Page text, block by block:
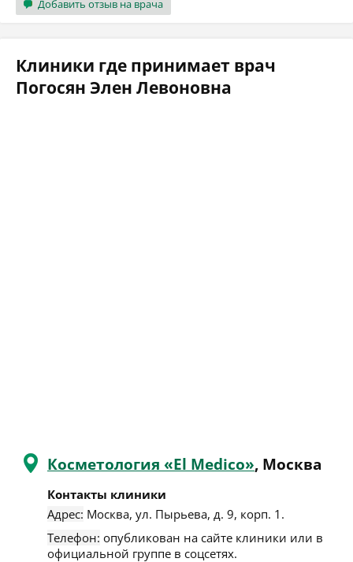
Добавить отзыв на врача
Клиники где принимает врач
Погосян Элен Левоновна
Косметология «El Medico», Москва
Контакты клиники
Адрес: Москва, ул. Пырьева, д. 9, корп. 1 .
Телефон: опубликован на сайте клиники или в
официальной группе в соцсетях.